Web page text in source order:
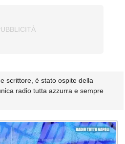
scrittore, è stato ospite della
radio tutta azzurra e sempre